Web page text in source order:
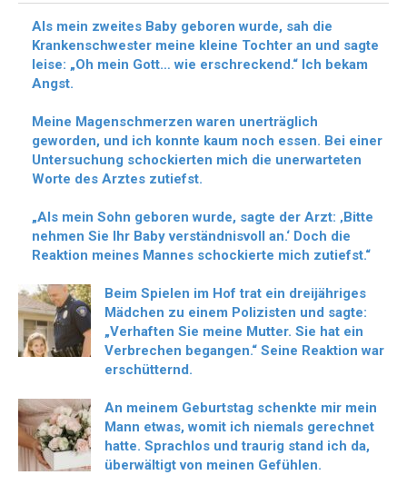
Als mein zweites Baby geboren wurde, sah die
Krankenschwester meine kleine Tochter an und sagte
leise: „Oh mein Gott… wie erschreckend.“ Ich bekam
Angst.
Meine Magenschmerzen waren unerträglich
geworden, und ich konnte kaum noch essen. Bei einer
Untersuchung schockierten mich die unerwarteten
Worte des Arztes zutiefst.
„Als mein Sohn geboren wurde, sagte der Arzt: ‚Bitte
nehmen Sie Ihr Baby verständnisvoll an.‘ Doch die
Reaktion meines Mannes schockierte mich zutiefst.“
Beim Spielen im Hof trat ein dreijähriges
Mädchen zu einem Polizisten und sagte:
„Verhaften Sie meine Mutter. Sie hat ein
Verbrechen begangen.“ Seine Reaktion war
erschütternd.
An meinem Geburtstag schenkte mir mein
Mann etwas, womit ich niemals gerechnet
hatte. Sprachlos und traurig stand ich da,
überwältigt von meinen Gefühlen.